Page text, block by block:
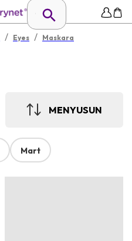
/ Eyes / Maskara
MENYUSUN
Mart